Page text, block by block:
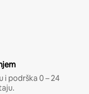
i podrška 0 – 24